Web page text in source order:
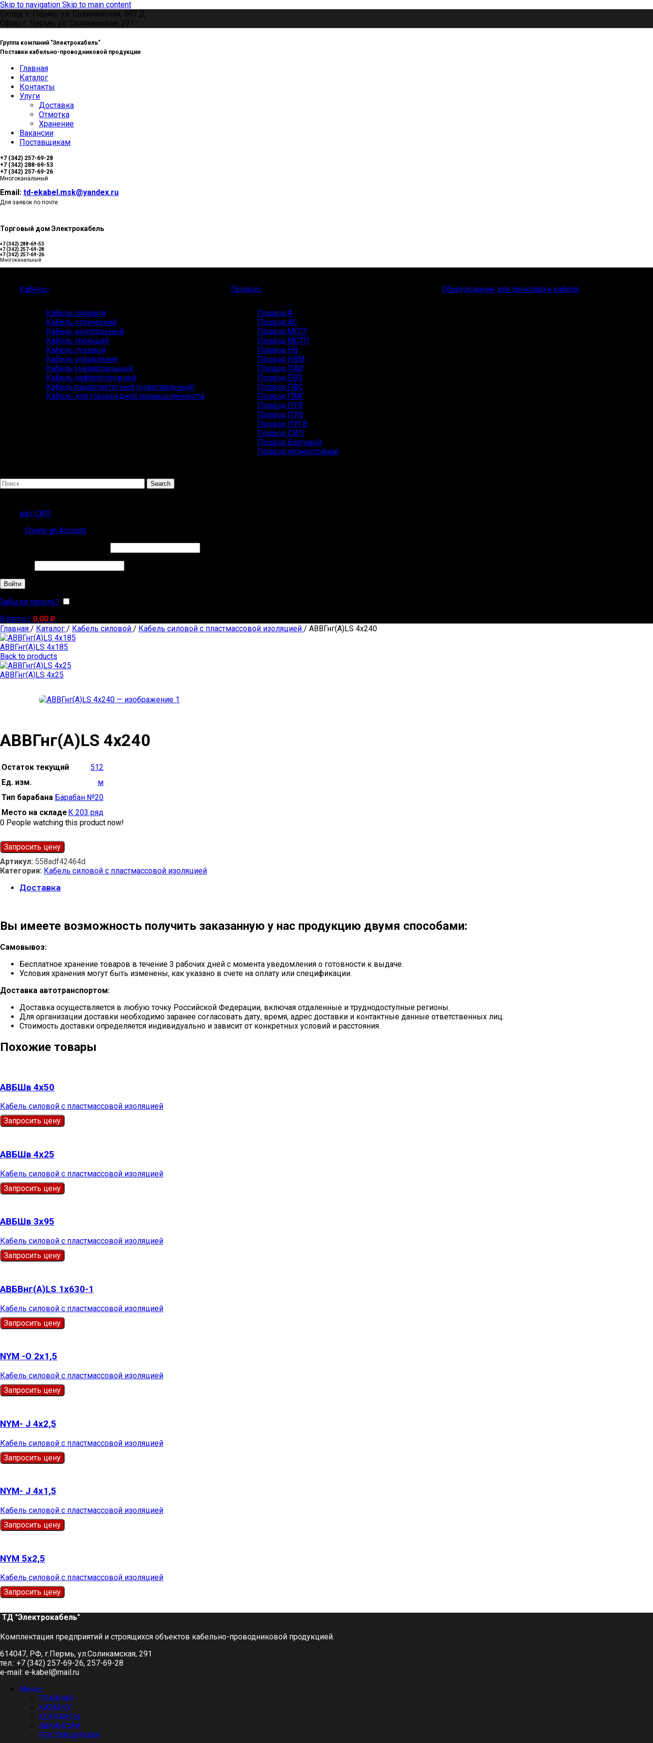
Skip to navigation Skip to main content
Склад: г. Пермь, ул. Соликамская, 307 Д
Офис: г. Пермь, ул. Соликамская, 291
Группа компаний "Электрокабель"
Поставки кабельно-проводниковой продукции
Главная
Каталог
Контакты
Улуги
Доставка
Отмотка
Хранение
Вакансии
Поставщикам
+7 (342) 257-69-28
+7 (342) 288-69-53
+7 (342) 257-69-26
Многоканальный
Email: td-ekabel.msk@yandex.ru
Для заявок по почте
Торговый дом Электрокабель
+7 (342) 288-69-53
+7 (342) 257-69-28
+7 (342) 257-69-26
Многоканальный
Кабель
Кабель силовой
Кабель оптический
Кабель контрольный
Кабель греющий
Кабель судовой
Кабель управления
Кабель универсальный
Кабель нефтепогружной
Кабель радиочастотный (коаксиальный)
Кабель для горнорудной промышленности
Провод
Провод А
Провод АС
Провод МГСТ
Провод МСТП
Провод НВ
Провод НВМ
Провод ПАВ
Провод ПВ3
Провод ПВС
Провод ПМГ
Провод ПТВ
Провод ПУВ
Провод ПУГВ
Провод СИП
Провод бортовой
Провод термостойкий
Оборудование для прокладки кабеля
Search
ввг СИП
Create an Account
Войти
Забыли пароль?
0 items / 0,00 ₽
Главная / Каталог / Кабель силовой / Кабель силовой с пластмассовой изоляцией / АВВГнг(А)LS 4х240
АВВГнг(А)LS 4х185
Back to products
АВВГнг(А)LS 4х25
АВВГнг(А)LS 4х240
Остаток текущий
512
Ед. изм.
м
Тип барабана Барабан №20
Место на складе К 203 ряд
0 People watching this product now!
Запросить цену
Артикул: 558adf42464d
Категория: Кабель силовой с пластмассовой изоляцией
Доставка
Вы имеете возможность получить заказанную у нас продукцию двумя способами:
Самовывоз:
Бесплатное хранение товаров в течение 3 рабочих дней с момента уведомления о готовности к выдаче.
Условия хранения могут быть изменены, как указано в счете на оплату или спецификации.
Доставка автотранспортом:
Доставка осуществляется в любую точку Российской Федерации, включая отдаленные и труднодоступные регионы.
Для организации доставки необходимо заранее согласовать дату, время, адрес доставки и контактные данные ответственных лиц.
Стоимость доставки определяется индивидуально и зависит от конкретных условий и расстояния.
Похожие товары
АВБШв 4х50
Кабель силовой с пластмассовой изоляцией
Запросить цену
АВБШв 4х25
Кабель силовой с пластмассовой изоляцией
Запросить цену
АВБШв 3х95
Кабель силовой с пластмассовой изоляцией
Запросить цену
АВБВнг(А)LS 1х630-1
Кабель силовой с пластмассовой изоляцией
Запросить цену
NYM -О 2х1,5
Кабель силовой с пластмассовой изоляцией
Запросить цену
NYM- J 4х2,5
Кабель силовой с пластмассовой изоляцией
Запросить цену
NYM- J 4х1,5
Кабель силовой с пластмассовой изоляцией
Запросить цену
NYM 5х2,5
Кабель силовой с пластмассовой изоляцией
Запросить цену
ТД "Электрокабель"​
Комплектация предприятий и строящихся объектов кабельно-проводниковой продукцией.
614047, РФ, г.Пермь, ул.Соликамская, 291
тел.: +7 (342) 257-69-26, 257-69-28
e-mail: e-kabel@mail.ru
Меню
ГЛАВНАЯ
КАТАЛОГ
КОНТАКТЫ
ВАКАНСИИ
ПОСТАВЩИКАМ